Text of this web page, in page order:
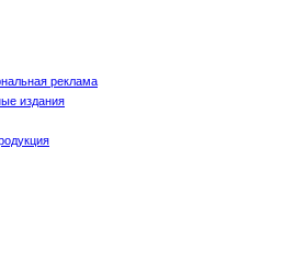
реклама
издания